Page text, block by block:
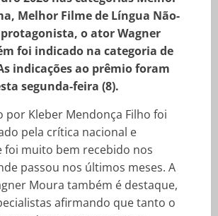
Melhor Filme de Língua Não-
protagonista, o ator Wagner
foi indicado na categoria de
indicações ao prêmio foram
segunda-feira (8).
por Kleber Mendonça Filho foi
pela crítica nacional e
foi muito bem recebido nos
passou nos últimos meses. A
Moura também é destaque,
afirmando que tanto o